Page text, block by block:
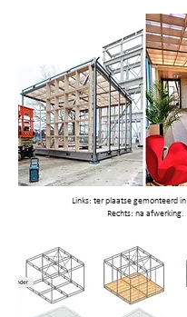
Links: ter plaatse gemonteerd in
Rechts: na afwerking.